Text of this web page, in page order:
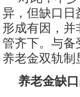
异，但缺口日
形成有因，
管齐下。与
养老金双轨制
养老金缺